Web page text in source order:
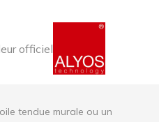
officiel
tendue murale ou un